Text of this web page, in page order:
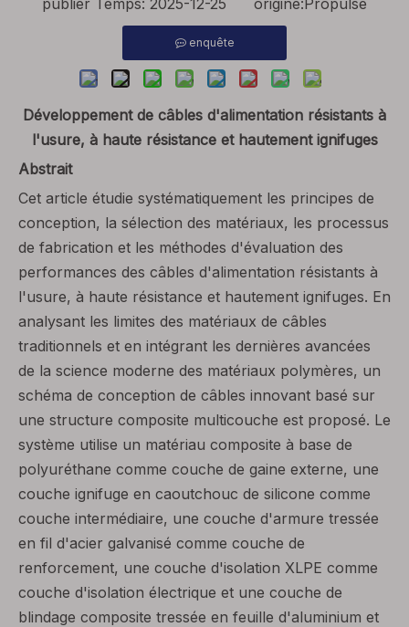
publier Temps: 2025-12-25 origine:Propulsé
enquête
Développement de câbles d'alimentation résistants à
l'usure, à haute résistance et hautement ignifuges
Abstrait
Cet article étudie systématiquement les principes de
conception, la sélection des matériaux, les processus
de fabrication et les méthodes d'évaluation des
performances des câbles d'alimentation résistants à
l'usure, à haute résistance et hautement ignifuges. En
analysant les limites des matériaux de câbles
traditionnels et en intégrant les dernières avancées
de la science moderne des matériaux polymères, un
schéma de conception de câbles innovant basé sur
une structure composite multicouche est proposé. Le
système utilise un matériau composite à base de
polyuréthane comme couche de gaine externe, une
couche ignifuge en caoutchouc de silicone comme
couche intermédiaire, une couche d'armure tressée
en fil d'acier galvanisé comme couche de
renforcement, une couche d'isolation XLPE comme
couche d'isolation électrique et une couche de
blindage composite tressée en feuille d'aluminium et